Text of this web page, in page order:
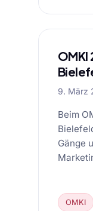
OMKI
9. März
Beim
Gänge
OMKI